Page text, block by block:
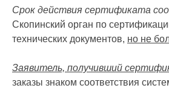
Срок действия сертификата
Скопинский орган по
технических документов, но не
Заявитель, получивший
заказы знаком соответствия